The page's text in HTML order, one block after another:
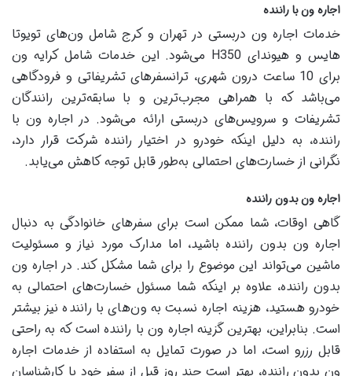
اجاره ون با راننده
خدمات اجاره ون دربستی در تهران و کرج شامل ون‌های تویوتا
هایس و هیوندای H350 می‌شود. این خدمات شامل کرایه ون
برای 10 ساعت درون شهری، ترانسفرهای تشریفاتی و فرودگاهی
می‌باشد که با همراهی مجرب‌ترین و با سابقه‌ترین رانندگان
تشریفات و سرویس‌های دربستی ارائه می‌شود. در اجاره ون با
راننده، به دلیل اینکه خودرو در اختیار راننده شرکت قرار دارد،
نگرانی از خسارت‌های احتمالی به‌طور قابل توجه کاهش می‌یابد.
اجاره ون بدون راننده
گاهی اوقات، شما ممکن است برای سفرهای خانوادگی به دنبال
اجاره ون بدون راننده باشید، اما مدارک مورد نیاز و مسئولیت
ماشین می‌تواند این موضوع را برای شما مشکل کند. در اجاره ون
بدون راننده، علاوه بر اینکه شما مسئول خسارت‌های احتمالی به
خودرو هستید، هزینه اجاره نسبت به ون‌های با راننده نیز بیشتر
است. بنابراین، بهترین گزینه اجاره ون با راننده است که به راحتی
قابل رزرو است، اما در صورت تمایل به استفاده از خدمات اجاره
ون بدون راننده، بهتر است چند روز قبل از سفر خود با کارشناسان